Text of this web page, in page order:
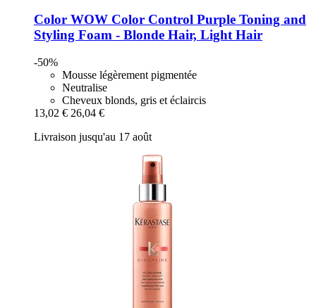
Color WOW Color Control Purple Toning and
Styling Foam -​ Blonde Hair, Light Hair
-50%
Mousse légèrement pigmentée
Neutralise
Cheveux blonds, gris et éclaircis
13,02 € 26,04 €
Livraison jusqu'au 17 août